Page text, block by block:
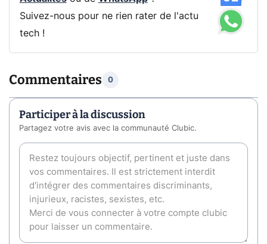
Suivez-nous pour ne rien rater de l'actu
tech !
Commentaires 0
Participer à la discussion
Partagez votre avis avec la communauté Clubic.